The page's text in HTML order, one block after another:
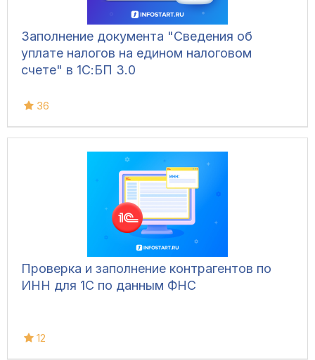
Заполнение документа "Сведения об
уплате налогов на едином налоговом
счете" в 1С:БП 3.0
36
Проверка и заполнение контрагентов по
ИНН для 1С по данным ФНС
12